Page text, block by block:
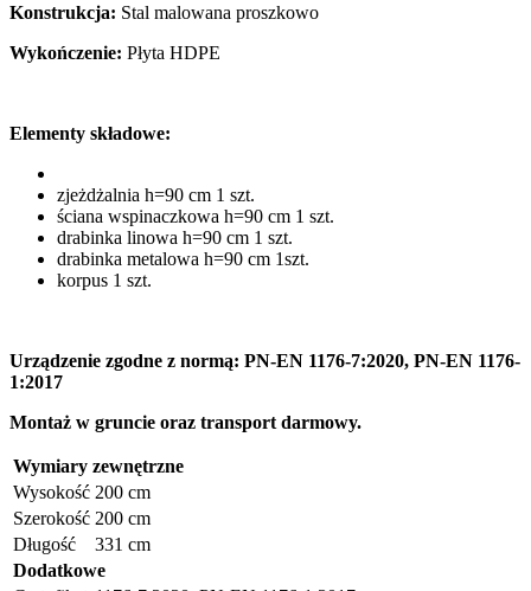
Konstrukcja: Stal malowana proszkowo
Wykończenie: Płyta HDPE
Elementy składowe:
zjeżdżalnia h=90 cm 1 szt.
ściana wspinaczkowa h=90 cm 1 szt.
drabinka linowa h=90 cm 1 szt.
drabinka metalowa h=90 cm 1szt.
korpus 1 szt.
Urządzenie zgodne z normą: PN-EN 1176-7:2020, PN-EN 1176-
1:2017
Montaż w gruncie oraz transport darmowy.
Wymiary zewnętrzne
Wysokość 200 cm
Szerokość 200 cm
Długość
331 cm
Dodatkowe